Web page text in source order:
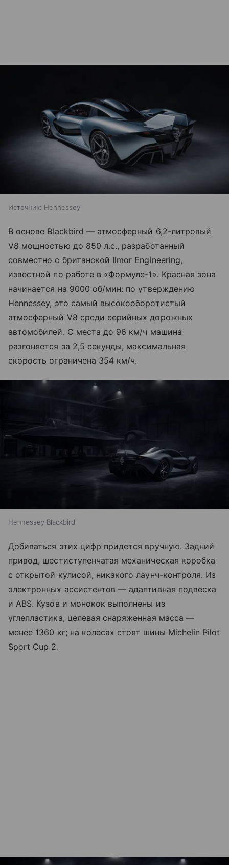
Источник: Hennessey
В основе Blackbird — атмосферный 6,2-литровый
V8 мощностью до 850 л.с., разработанный
совместно с британской Ilmor Engineering,
известной по работе в «Формуле-1». Красная зона
начинается на 9000 об/мин: по утверждению
Hennessey, это самый высокооборотистый
атмосферный V8 среди серийных дорожных
автомобилей. С места до 96 км/ч машина
разгоняется за 2,5 секунды, максимальная
скорость ограничена 354 км/ч.
Hennessey Blackbird
Добиваться этих цифр придется вручную. Задний
привод, шестиступенчатая механическая коробка
с открытой кулисой, никакого лаунч-контроля. Из
электронных ассистентов — адаптивная подвеска
и ABS. Кузов и монокок выполнены из
углепластика, целевая снаряженная масса —
менее 1360 кг; на колесах стоят шины Michelin Pilot
Sport Cup 2.